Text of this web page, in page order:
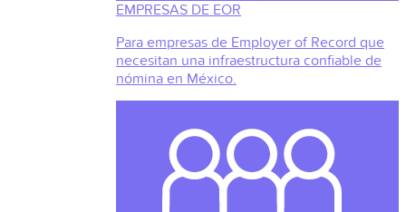
EMPRESAS DE EOR
Para empresas de Employer of Record que
necesitan una infraestructura confiable de
nómina en México.